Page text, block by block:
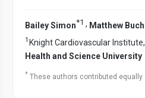
Bailey Simon*1 , Matthew
1 Knight Cardiovascular Institute,
Health and Science University
* These authors contributed equally